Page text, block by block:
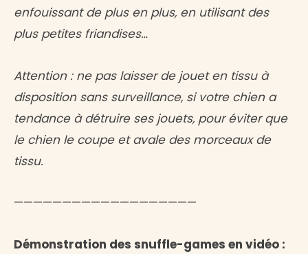
enfouissant de plus en plus, en utilisant des
plus petites friandises…
Attention : ne pas laisser de jouet en tissu à
disposition sans surveillance, si votre chien a
tendance à détruire ses jouets, pour éviter que
le chien le coupe et avale des morceaux de
tissu.
———————————————————
Démonstration des snuffle-games en vidéo :